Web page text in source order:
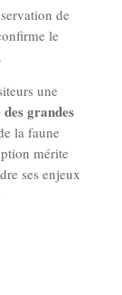
de
le
une
grandes
la faune
mérite
ses enjeux